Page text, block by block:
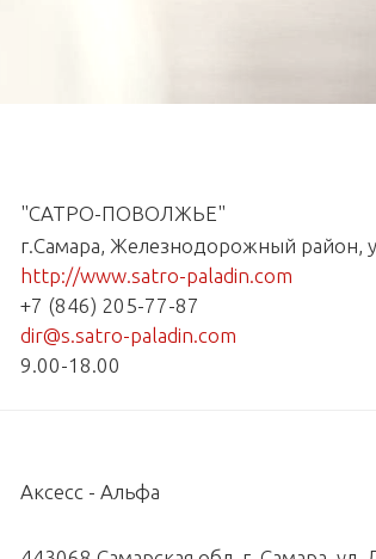
"САТРО-ПОВОЛЖЬЕ"
г.Самара, Железнодорожный район,
http://www.satro-paladin.com
+7 (846) 205-77-87
dir@s.satro-paladin.com
9 .00-18.00
Аксесс - Альфа